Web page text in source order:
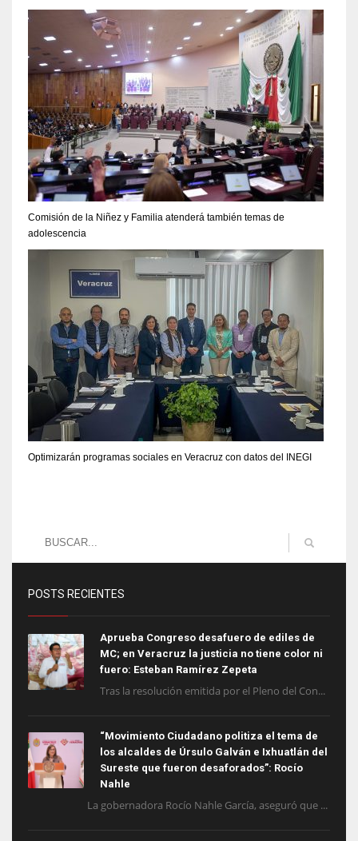
Comisión de la Niñez y Familia atenderá también temas de
adolescencia
Optimizarán programas sociales en Veracruz con datos del INEGI
POSTS RECIENTES
Aprueba Congreso desafuero de ediles de
MC; en Veracruz la justicia no tiene color ni
fuero: Esteban Ramírez Zepeta
Tras la resolución emitida por el Pleno del Con...
“Movimiento Ciudadano politiza el tema de
los alcaldes de Úrsulo Galván e Ixhuatlán del
Sureste que fueron desaforados”: Rocío
Nahle
La gobernadora Rocío Nahle García, aseguró que ...